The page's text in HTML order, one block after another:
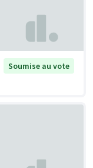
Soumise au vote